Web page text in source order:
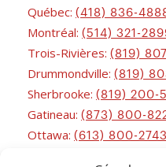
Québec: (418) 836-
Montréal: (514) 321-
Trois-Rivières: (819)
Drummondville: (819)
Sherbrooke: (819) 200-
Gatineau: (873) 800-
Ottawa: (613) 800-2743